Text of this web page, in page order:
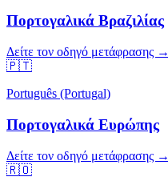
Πορτογαλικά Βραζιλίας
Δείτε τον οδηγό μετάφρασης →
🇵🇹
Português (Portugal)
Πορτογαλικά Ευρώπης
Δείτε τον οδηγό μετάφρασης →
🇷🇴